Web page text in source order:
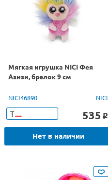
Мягкая игрушка NICI Фея
Азизи, брелок 9 см
NICI46890 NICI
Т 535 o
Нет в наличии